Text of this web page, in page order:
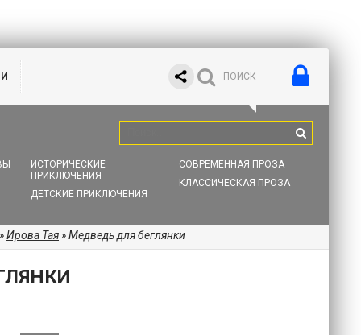
ИСТОРИЧЕСКИЕ
ПРИКЛЮЧЕНИЯ
ДЕТСКИЕ ПРИКЛЮЧЕНИЯ
СОВРЕМЕННАЯ ПРОЗА
КЛАССИЧЕСКАЯ ПРОЗА
Ирова Тая» Медведь для беглянки